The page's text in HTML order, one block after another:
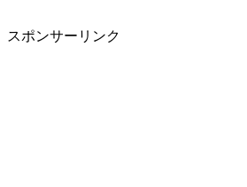
スポンサーリンク